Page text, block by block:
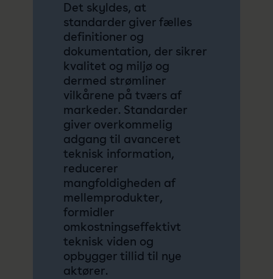
Det skyldes, at
standarder giver fælles
definitioner og
dokumentation, der sikrer
kvalitet og miljø og
dermed strømliner
vilkårene på tværs af
markeder. Standarder
giver overkommelig
adgang til avanceret
teknisk information,
reducerer
mangfoldigheden af
mellemprodukter,
formidler
omkostningseffektivt
teknisk viden og
opbygger tillid til nye
aktører.